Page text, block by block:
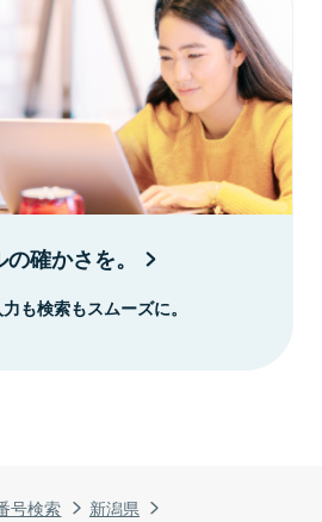
号検索
新潟県
確かさを。
も検索もスムーズに。